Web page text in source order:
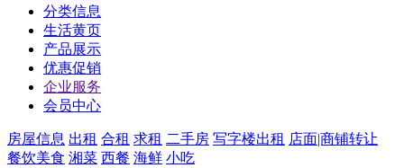
分类信息
生活黄页
产品展示
优惠促销
企业服务
会员中心
房屋信息 出租 合租 求租 二手房 写字楼出租 店面|商铺转让
餐饮美食 湘菜 西餐 海鲜 小吃